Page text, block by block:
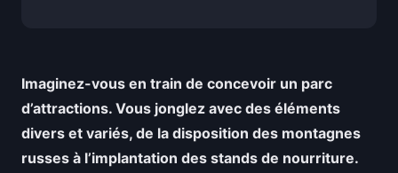
Imaginez-vous en train de concevoir un parc
d’attractions. Vous jonglez avec des éléments
divers et variés, de la disposition des montagnes
russes à l’implantation des stands de nourriture.